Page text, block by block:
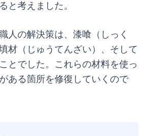
と考えました。
人の解決策は、漆喰（しっく
材（じゅうてんざい）、そして
とでした。これらの材料を使っ
ある箇所を修復していくので